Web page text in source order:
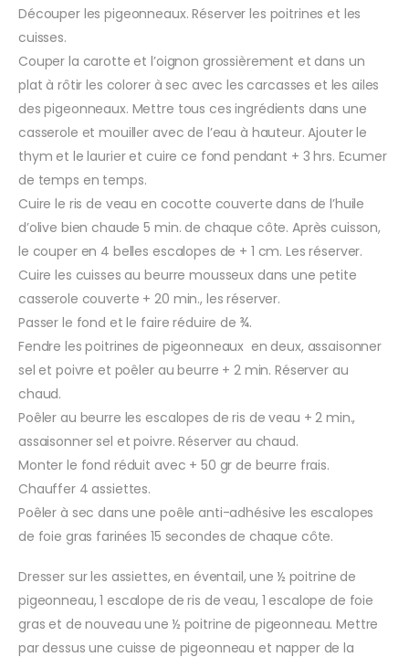
Découper les pigeonneaux. Réserver les poitrines et les
cuisses.
Couper la carotte et l’oignon grossièrement et dans un
plat à rôtir les colorer à sec avec les carcasses et les ailes
des pigeonneaux. Mettre tous ces ingrédients dans une
casserole et mouiller avec de l’eau à hauteur. Ajouter le
thym et le laurier et cuire ce fond pendant + 3 hrs. Ecumer
de temps en temps.
Cuire le ris de veau en cocotte couverte dans de l’huile
d’olive bien chaude 5 min. de chaque côte. Après cuisson,
le couper en 4 belles escalopes de + 1 cm. Les réserver.
Cuire les cuisses au beurre mousseux dans une petite
casserole couverte + 20 min., les réserver.
Passer le fond et le faire réduire de ¾.
Fendre les poitrines de pigeonneaux en deux, assaisonner
sel et poivre et poêler au beurre + 2 min. Réserver au
chaud.
Poêler au beurre les escalopes de ris de veau + 2 min.,
assaisonner sel et poivre. Réserver au chaud.
Monter le fond réduit avec + 50 gr de beurre frais.
Chauffer 4 assiettes.
Poêler à sec dans une poêle anti-adhésive les escalopes
de foie gras farinées 15 secondes de chaque côte.
Dresser sur les assiettes, en éventail, une ½ poitrine de
pigeonneau, 1 escalope de ris de veau, 1 escalope de foie
gras et de nouveau une ½ poitrine de pigeonneau. Mettre
par dessus une cuisse de pigeonneau et napper de la